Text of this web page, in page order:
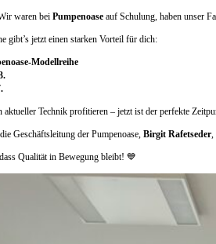
waren beiPumpenoase auf Schulung, haben unser
gibt’s jetzt einen starken Vorteil für dich:
Modellreihe
aktueller Technik profitieren – jetzt ist der perfekte
Geschäftsleitung der Pumpenoase,Birgit Rafetseder
Qualität in Bewegung bleibt! 💙